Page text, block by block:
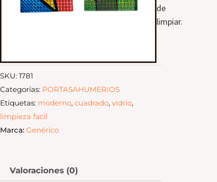
de
limpiar.
SKU: 1781
Categorías: PORTASAHUMERIOS
Etiquetas: moderno, cuadrado, vidrio,
limpieza facil
Marca: Genérico
Valoraciones (0)